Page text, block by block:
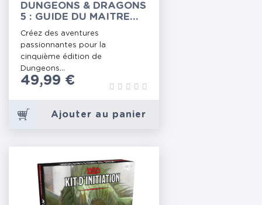
DUNGEONS & DRAGONS
5 : GUIDE DU MAITRE
2024
Créez des aventures
passionnantes pour la
cinquième édition de
Dungeons...
Prix
49,99 €
Ajouter au panier